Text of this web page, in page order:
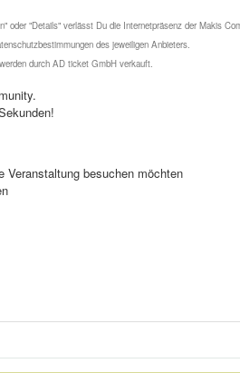
oder "Details" verlässt Du die Internetpräsenz der Makis
des jeweiligen Anbieters.
durch AD ticket GmbH verkauft.
Veranstaltung besuchen möchten